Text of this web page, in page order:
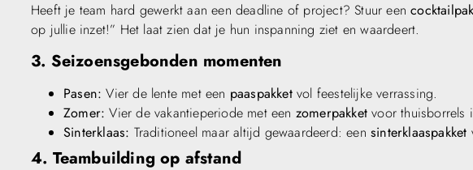
Heeft je team hard gewerkt aan een deadline of project? Stuur een
op jullie inzet!” Het laat zien dat je hun inspanning ziet en waardeert.
3. Seizoensgebonden momenten
Pasen: Vier de lente met een paaspakketvol feestelijke verrassing.
Zomer: Vier de vakantieperiode met een zomerpakket voor thuisborrels
Sinterklaas: Traditioneel maar altijd gewaardeerd: eensinterklaaspakket
4. Teambuilding op afstand